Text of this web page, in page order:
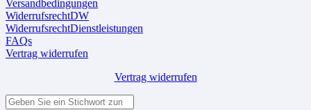
Versandbedingungen
WiderrufsrechtDW
WiderrufsrechtDienstleistungen
FAQs
Vertrag widerrufen
Vertrag widerrufen